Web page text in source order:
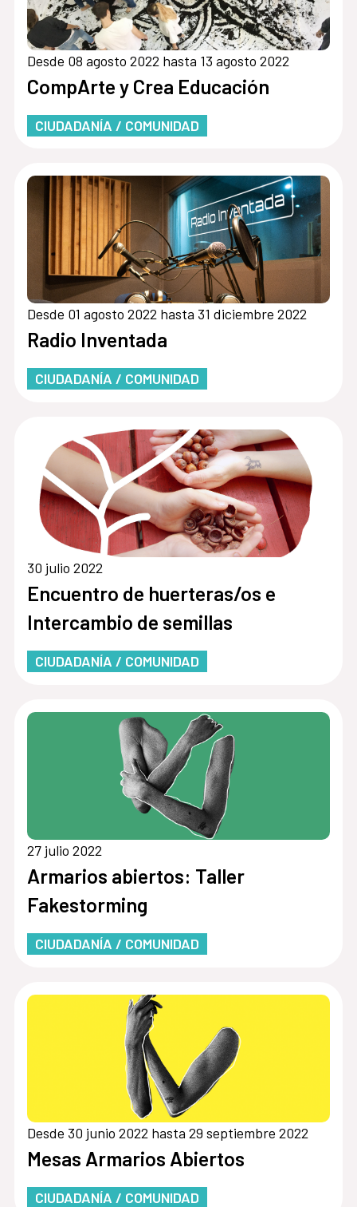
Desde 08 agosto 2022 hasta 13 agosto 2022
CompArte y Crea Educación
CIUDADANÍA / COMUNIDAD
Desde 01 agosto 2022 hasta 31 diciembre 2022
Radio Inventada
CIUDADANÍA / COMUNIDAD
30 julio 2022
Encuentro de huerteras/os e
Intercambio de semillas
CIUDADANÍA / COMUNIDAD
27 julio 2022
Armarios abiertos: Taller
Fakestorming
CIUDADANÍA / COMUNIDAD
Desde 30 junio 2022 hasta 29 septiembre 2022
Mesas Armarios Abiertos
CIUDADANÍA / COMUNIDAD